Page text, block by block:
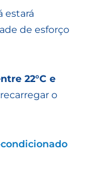
estará
de esforço
22°C e
o